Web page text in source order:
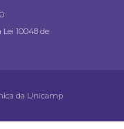
Lei 10048 de
da Unicamp